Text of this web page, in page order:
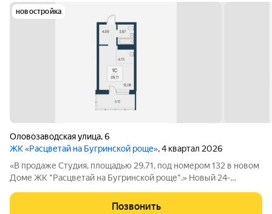
новостройка
Оловозаводская улица,6
ЖК «Расцветай на Бугринской роще», 4 квартал 2026
«В продаже Студия, площадью 29.71, под номером 132 в новом
Доме ЖК "Расцветай на Бугринской роще".» Новый 24-
микрорайоне Бугринская роща на ул. Оловозаводской.
Позвонить